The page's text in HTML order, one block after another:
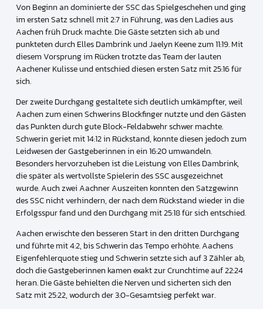
Von Beginn an dominierte der SSC das Spielgeschehen und ging
im ersten Satz schnell mit 2:7 in Führung, was den Ladies aus
Aachen früh Druck machte. Die Gäste setzten sich ab und
punkteten durch Elles Dambrink und Jaelyn Keene zum 11:19. Mit
diesem Vorsprung im Rücken trotzte das Team der lauten
Aachener Kulisse und entschied diesen ersten Satz mit 25:16 für
sich.
Der zweite Durchgang gestaltete sich deutlich umkämpfter, weil
Aachen zum einen Schwerins Blockfinger nutzte und den Gästen
das Punkten durch gute Block-Feldabwehr schwer machte.
Schwerin geriet mit 14:12 in Rückstand, konnte diesen jedoch zum
Leidwesen der Gastgeberinnen in ein 16:20 umwandeln.
Besonders hervorzuheben ist die Leistung von Elles Dambrink,
die später als wertvollste Spielerin des SSC ausgezeichnet
wurde. Auch zwei Aachner Auszeiten konnten den Satzgewinn
des SSC nicht verhindern, der nach dem Rückstand wieder in die
Erfolgsspur fand und den Durchgang mit 25:18 für sich entschied.
Aachen erwischte den besseren Start in den dritten Durchgang
und führte mit 4:2, bis Schwerin das Tempo erhöhte. Aachens
Eigenfehlerquote stieg und Schwerin setzte sich auf 3 Zähler ab,
doch die Gastgeberinnen kamen exakt zur Crunchtime auf 22:24
heran. Die Gäste behielten die Nerven und sicherten sich den
Satz mit 25:22, wodurch der 3:0-Gesamtsieg perfekt war.